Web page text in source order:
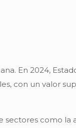
En 2024,
con un valor
como la